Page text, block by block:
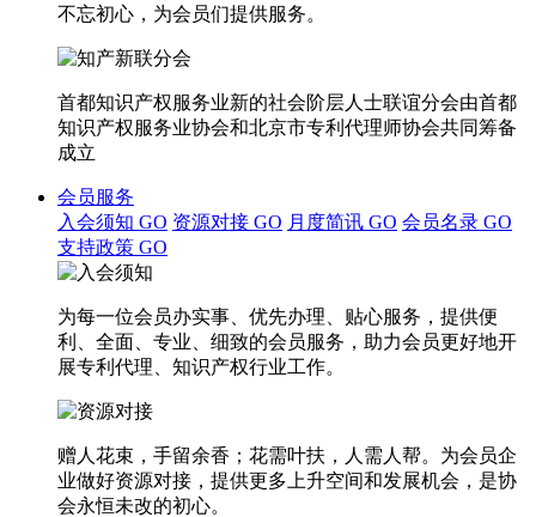
不忘初心，为会员们提供服务。
首都知识产权服务业新的社会阶层人士联谊分会由首都
知识产权服务业协会和北京市专利代理师协会共同筹备
成立
会员服务
入会须知 GO 资源对接 GO 月度简讯 GO 会员名录 GO
支持政策 GO
为每一位会员办实事、优先办理、贴心服务，提供便
利、全面、专业、细致的会员服务，助力会员更好地开
展专利代理、知识产权行业工作。
赠人花束，手留余香；花需叶扶，人需人帮。为会员企
业做好资源对接，提供更多上升空间和发展机会，是协
会永恒未改的初心。